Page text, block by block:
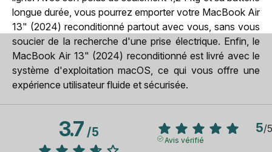
longue durée, vous pourrez emporter votre MacBook Air
13" (2024) reconditionné partout avec vous, sans vous
soucier de la recherche d'une prise électrique. Enfin, le
MacBook Air 13" (2024) reconditionné est livré avec le
système d'exploitation macOS, ce qui vous offre une
expérience utilisateur fluide et sécurisée.
3.7/5 5/5
Avis vérifié